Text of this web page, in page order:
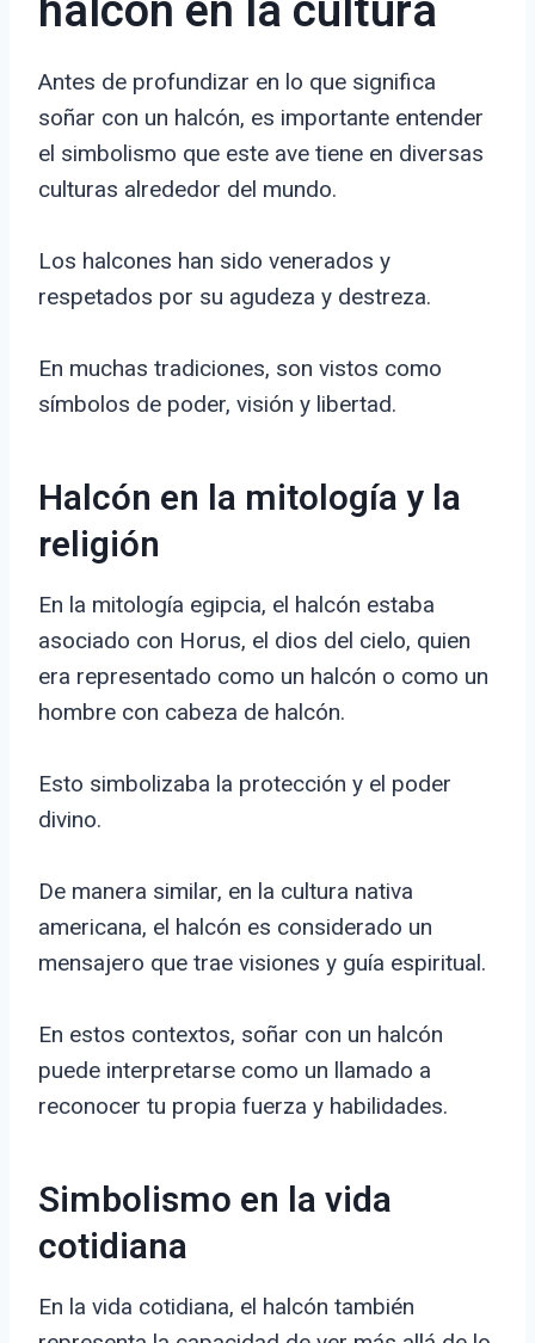
Antes de profundizar en lo que significa
soñar con un halcón, es importante entender
el simbolismo que este ave tiene en diversas
culturas alrededor del mundo.
Los halcones han sido venerados y
respetados por su agudeza y destreza.
En muchas tradiciones, son vistos como
símbolos de poder, visión y libertad.
Halcón en la mitología y la
religión
En la mitología egipcia, el halcón estaba
asociado con Horus, el dios del cielo, quien
era representado como un halcón o como un
hombre con cabeza de halcón.
Esto simbolizaba la protección y el poder
divino.
De manera similar, en la cultura nativa
americana, el halcón es considerado un
mensajero que trae visiones y guía espiritual.
En estos contextos, soñar con un halcón
puede interpretarse como un llamado a
reconocer tu propia fuerza y habilidades.
Simbolismo en la vida
cotidiana
En la vida cotidiana, el halcón también